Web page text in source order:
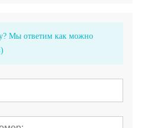
Мы ответим как можно